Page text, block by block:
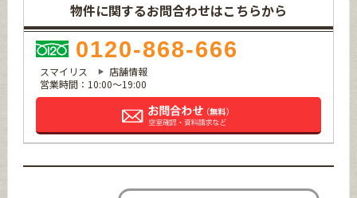
物件に関するお問合わせはこちらから
0120-868-666
スマイリス
店舗情報
営業時間：10:00～19:00